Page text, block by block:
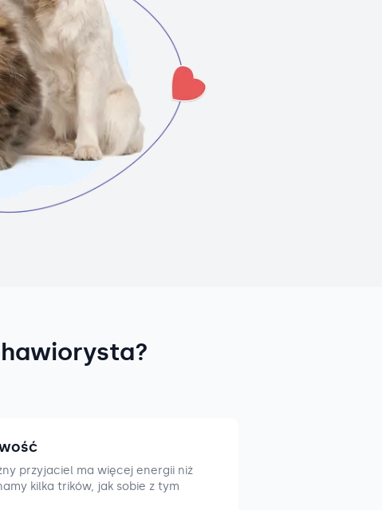
przyjaciel ma więcej energii niż
kilka trików, jak sobie z tym